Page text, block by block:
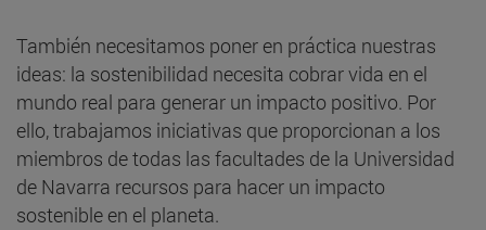
También necesitamos poner en práctica nuestras
ideas: la sostenibilidad necesita cobrar vida en el
mundo real para generar un impacto positivo. Por
ello, trabajamos iniciativas que proporcionan a los
miembros de todas las facultades de la Universidad
de Navarra recursos para hacer un impacto
sostenible en el planeta.